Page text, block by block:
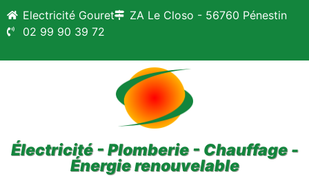
Electricité Gouret
ZA Le Closo - 56760 Pénestin
02 99 90 39 72
Électricité - Plomberie - Chauffage -
Énergie renouvelable